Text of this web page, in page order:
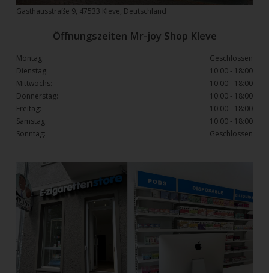
Gasthausstraße 9, 47533 Kleve, Deutschland
Öffnungszeiten Mr-joy Shop Kleve
Montag:
Geschlossen
Dienstag:
10:00 - 18:00
Mittwochs:
10:00 - 18:00
Donnerstag:
10:00 - 18:00
Freitag:
10:00 - 18:00
Samstag:
10:00 - 18:00
Sonntag:
Geschlossen